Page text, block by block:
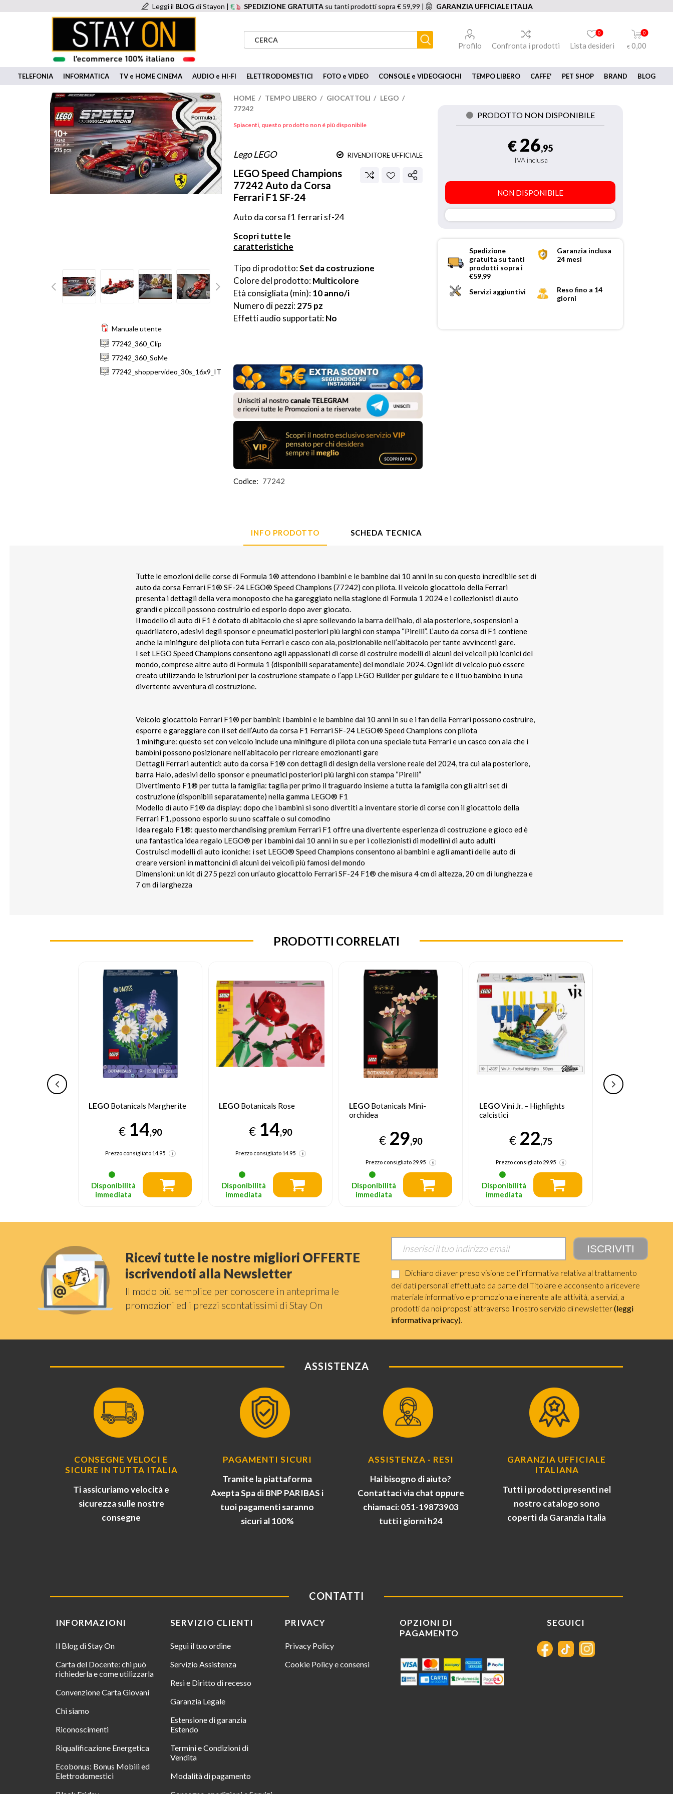
Leggi il BLOG di Stayon | SPEDIZIONE GRATUITA su tanti prodotti sopra € 59,99 | GARANZIA UFFICIALE ITALIA
Profilo Confronta i prodotti Lista desideri
0 0
€ 0,00
TELEFONIA INFORMATICA TV e HOME CINEMA AUDIO e HI-FI ELETTRODOMESTICI FOTO e VIDEO CONSOLE e VIDEOGIOCHI TEMPO LIBERO CAFFE' PET SHOP BRAND BLOG
Manuale utente
77242_360_Clip
77242_360_SoMe
77242_shoppervideo_30s_16x9_IT
HOME / TEMPO LIBERO / GIOCATTOLI / LEGO /
77242
Spiacenti, questo prodotto non é più disponibile
Lego LEGO RIVENDITORE UFFICIALE
LEGOSpeed Champions
77242 Auto da Corsa
Ferrari F1 SF-24
Auto da corsa f1 ferrari sf-24
Scopri tutte le
caratteristiche
Tipo di prodotto: Set da costruzione
Colore del prodotto: Multicolore
Età consigliata (min): 10 anno/i
Numero di pezzi: 275 pz
Effetti audio supportati: No
Codice: 77242
PRODOTTO NON DISPONIBILE
€26,95
IVA inclusa
NON DISPONIBILE
Spedizione
gratuita su tanti
prodotti sopra i
€59,99
Garanzia inclusa
24 mesi
Servizi aggiuntivi
Reso fino a 14
giorni
INFO PRODOTTO SCHEDA TECNICA
Tutte le emozioni delle corse di Formula 1® attendono i bambini e le bambine dai 10 anni in su con questo incredibile set di
auto da corsa Ferrari F1® SF-24 LEGO® Speed Champions (77242) con pilota. Il veicolo giocattolo della Ferrari
presenta i dettagli della vera monoposto che ha gareggiato nella stagione di Formula 1 2024 e i collezionisti di auto
grandi e piccoli possono costruirlo ed esporlo dopo aver giocato.
Il modello di auto di F1 è dotato di abitacolo che si apre sollevando la barra dell’halo, di ala posteriore, sospensioni a
quadrilatero, adesivi degli sponsor e pneumatici posteriori più larghi con stampa “Pirelli”. L’auto da corsa di F1 contiene
anche la minifigure del pilota con tuta Ferrari e casco con ala, posizionabile nell’abitacolo per tante avvincenti gare.
I set LEGO Speed Champions consentono agli appassionati di corse di costruire modelli di alcuni dei veicoli più iconici del
mondo, comprese altre auto di Formula 1 (disponibili separatamente) del mondiale 2024. Ogni kit di veicolo può essere
creato utilizzando le istruzioni per la costruzione stampate o l’app LEGO Builder per guidare te e il tuo bambino in una
divertente avventura di costruzione.
Veicolo giocattolo Ferrari F1® per bambini: i bambini e le bambine dai 10 anni in su e i fan della Ferrari possono costruire,
esporre e gareggiare con il set dell’Auto da corsa F1 Ferrari SF-24 LEGO® Speed Champions con pilota
1 minifigure: questo set con veicolo include una minifigure di pilota con una speciale tuta Ferrari e un casco con ala che i
bambini possono posizionare nell’abitacolo per ricreare emozionanti gare
Dettagli Ferrari autentici: auto da corsa F1® con dettagli di design della versione reale del 2024, tra cui ala posteriore,
barra Halo, adesivi dello sponsor e pneumatici posteriori più larghi con stampa “Pirelli”
Divertimento F1® per tutta la famiglia: taglia per primo il traguardo insieme a tutta la famiglia con gli altri set di
costruzione (disponibili separatamente) nella gamma LEGO® F1
Modello di auto F1® da display: dopo che i bambini si sono divertiti a inventare storie di corse con il giocattolo della
Ferrari F1, possono esporlo su uno scaffale o sul comodino
Idea regalo F1®: questo merchandising premium Ferrari F1 offre una divertente esperienza di costruzione e gioco ed è
una fantastica idea regalo LEGO® per i bambini dai 10 anni in su e per i collezionisti di modellini di auto adulti
Costruisci modelli di auto iconiche: i set LEGO® Speed Champions consentono ai bambini e agli amanti delle auto di
creare versioni in mattoncini di alcuni dei veicoli più famosi del mondo
Dimensioni: un kit di 275 pezzi con un’auto giocattolo Ferrari SF-24 F1® che misura 4 cm di altezza, 20 cm di lunghezza e
7 cm di larghezza
PRODOTTI CORRELATI
LEGO Botanicals Margherite
€ 14,90
Prezzo consigliato14.95
Disponibilità
immediata
LEGO Botanicals Rose
€ 14,90
Prezzo consigliato14.95
Disponibilità
immediata
LEGO Botanicals Mini-
orchidea
€ 29,90
Prezzo consigliato29.95
Disponibilità
immediata
LEGOVini Jr. – Highlights
calcistici
€ 22,75
Prezzo consigliato29.95
Disponibilità
immediata
Ricevi tutte le nostre migliori OFFERTE
iscrivendoti alla Newsletter
Il modo più semplice per conoscere in anteprima le
promozioni ed i prezzi scontatissimi di Stay On
Dichiaro di aver preso visione dell’informativa relativa al trattamento
dei dati personali effettuato da parte del Titolare e acconsento a ricevere
materiale informativo e promozionale inerente alle attività, a servizi, a
prodotti da noi proposti attraverso il nostro servizio di newsletter(leggi
informativa privacy).
ASSISTENZA
CONSEGNE VELOCI E
SICURE IN TUTTA ITALIA
Ti assicuriamo velocità e
sicurezza sulle nostre
consegne
PAGAMENTI SICURI
Tramite la piattaforma
Axepta Spa di BNP PARIBAS i
tuoi pagamenti saranno
sicuri al 100%
ASSISTENZA - RESI
Hai bisogno di aiuto?
Contattaci via chat oppure
chiamaci: 051-19873903
tutti i giorni h24
GARANZIA UFFICIALE
ITALIANA
Tutti i prodotti presenti nel
nostro catalogo sono
coperti da Garanzia Italia
CONTATTI
INFORMAZIONI
Il Blog di Stay On
Carta del Docente: chi può
richiederla e come utilizzarla
Convenzione Carta Giovani
Chi siamo
Riconoscimenti
Riqualificazione Energetica
Ecobonus: Bonus Mobili ed
Elettrodomestici
SERVIZIO CLIENTI
Segui il tuo ordine
Servizio Assistenza
Resi e Diritto di recesso
Garanzia Legale
Estensione di garanzia
Estendo
Termini e Condizioni di
Vendita
Modalità di pagamento
PRIVACY
Privacy Policy
Cookie Policy e consensi
OPZIONI DI
PAGAMENTO
SEGUICI